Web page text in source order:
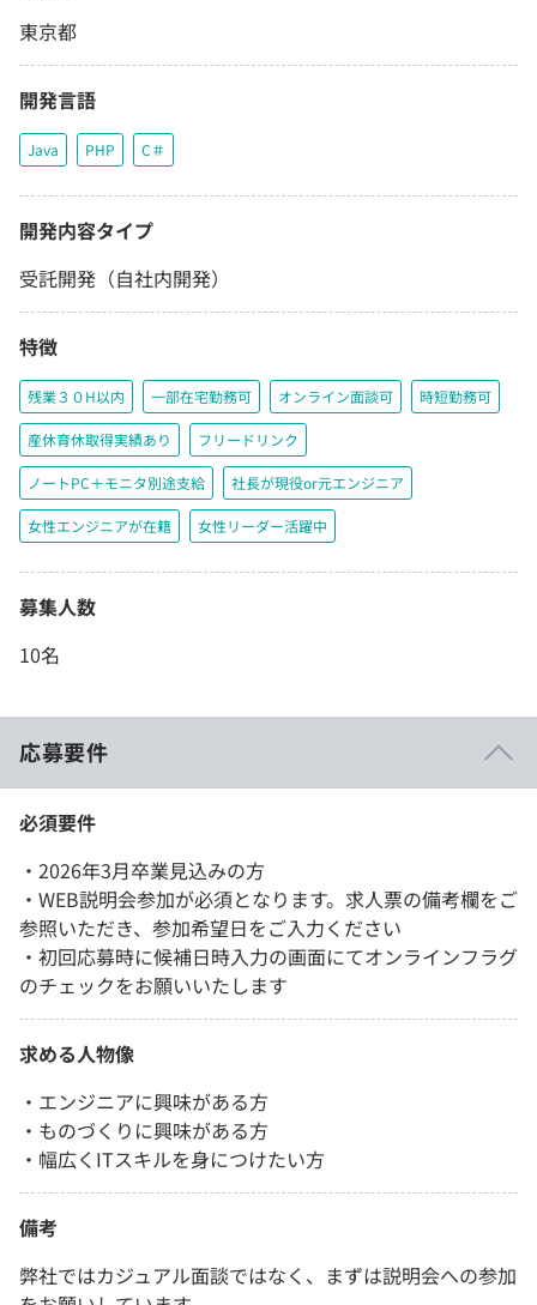
東京都
開発言語
Java PHP C＃
開発内容タイプ
受託開発（自社内開発）
特徴
残業３０H以内 一部在宅勤務可 オンライン面談可 時短勤務可
産休育休取得実績あり フリードリンク
ノートPC＋モニタ別途支給 社長が現役or元エンジニア
女性エンジニアが在籍 女性リーダー活躍中
募集人数
10名
応募要件
必須要件
・2026年3月卒業見込みの方
・WEB説明会参加が必須となります。求人票の備考欄をご
参照いただき、参加希望日をご入力ください
・初回応募時に候補日時入力の画面にてオンラインフラグ
のチェックをお願いいたします
求める人物像
・エンジニアに興味がある方
・ものづくりに興味がある方
・幅広くITスキルを身につけたい方
備考
弊社ではカジュアル面談ではなく、まずは説明会への参加